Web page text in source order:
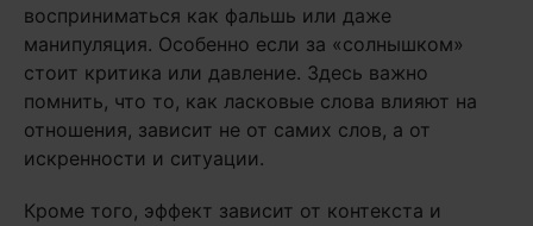
восприниматься как фальшь или даже
манипуляция. Особенно если за «солнышком»
стоит критика или давление. Здесь важно
помнить, что то, как ласковые слова влияют на
отношения, зависит не от самих слов, а от
искренности и ситуации.
Кроме того, эффект зависит от контекста и